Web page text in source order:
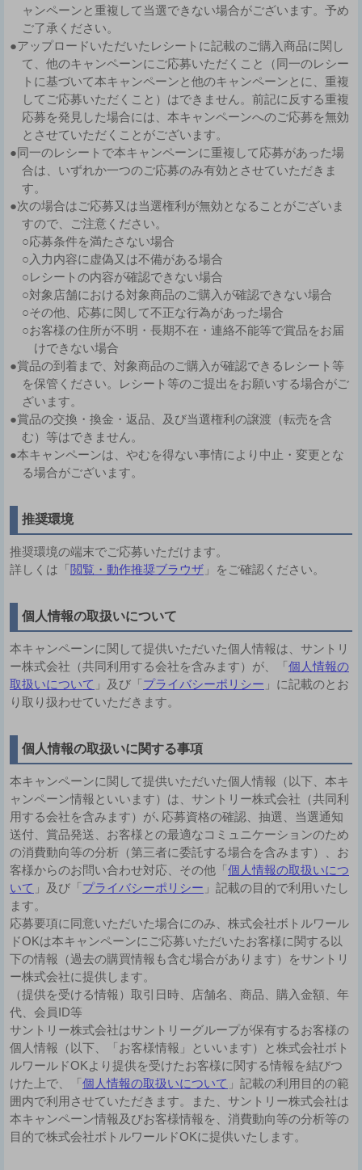
ャンペーンと重複して当選できない場合がございます。予め
ご了承ください。
●アップロードいただいたレシートに記載のご購入商品に関し
て、他のキャンペーンにご応募いただくこと（同一のレシー
トに基づいて本キャンペーンと他のキャンペーンとに、重複
してご応募いただくこと）はできません。前記に反する重複
応募を発見した場合には、本キャンペーンへのご応募を無効
とさせていただくことがございます。
●同一のレシートで本キャンペーンに重複して応募があった場
合は、いずれか一つのご応募のみ有効とさせていただきま
す。
●次の場合はご応募又は当選権利が無効となることがございま
すので、ご注意ください。
○応募条件を満たさない場合
○入力内容に虚偽又は不備がある場合
○レシートの内容が確認できない場合
○対象店舗における対象商品のご購入が確認できない場合
○その他、応募に関して不正な行為があった場合
○お客様の住所が不明・長期不在・連絡不能等で賞品をお届
けできない場合
●賞品の到着まで、対象商品のご購入が確認できるレシート等
を保管ください。レシート等のご提出をお願いする場合がご
ざいます。
●賞品の交換・換金・返品、及び当選権利の譲渡（転売を含
む）等はできません。
●本キャンペーンは、やむを得ない事情により中止・変更とな
る場合がございます。
推奨環境
推奨環境の端末でご応募いただけます。
詳しくは「閲覧・動作推奨ブラウザ 」をご確認ください。
個人情報の取扱いについて
本キャンペーンに関して提供いただいた個人情報は、サントリ
ー株式会社（共同利用する会社を含みます）が、「個人情報の
取扱いについて 」及び「プライバシーポリシー 」に記載のとお
り取り扱わせていただきます。
個人情報の取扱いに関する事項
本キャンペーンに関して提供いただいた個人情報（以下、本キ
ャンペーン情報といいます）は、サントリー株式会社（共同利
用する会社を含みます）が､応募資格の確認、抽選、当選通知
送付、賞品発送、お客様との最適なコミュニケーションのため
の消費動向等の分析（第三者に委託する場合を含みます）、お
客様からのお問い合わせ対応、その他「個人情報の取扱いにつ
いて 」及び「プライバシーポリシー 」記載の目的で利用いたし
ます。
応募要項に同意いただいた場合にのみ、株式会社ボトルワール
ドOKは本キャンペーンにご応募いただいたお客様に関する以
下の情報（過去の購買情報も含む場合があります）をサントリ
ー株式会社に提供します。
（提供を受ける情報）取引日時、店舗名、商品、購入金額、年
代、会員ID等
サントリー株式会社はサントリーグループが保有するお客様の
個人情報（以下、「お客様情報」といいます）と株式会社ボト
ルワールドOKより提供を受けたお客様に関する情報を結びつ
けた上で、「個人情報の取扱いについて 」記載の利用目的の範
囲内で利用させていただきます。また、サントリー株式会社は
本キャンペーン情報及びお客様情報を、消費動向等の分析等の
目的で株式会社ボトルワールドOKに提供いたします。